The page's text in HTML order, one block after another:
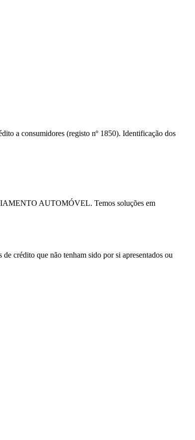
a consumidores (registo nº 1850). Identificação dos
AUTOMÓVEL. Temos soluções em
crédito que não tenham sido por si apresentados ou